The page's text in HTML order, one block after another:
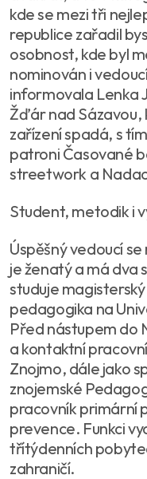
kde se mezi tři
republice zařadil
osobnost, kde byl
nominován i
informovala Lenka
Žďár nad Sázavou,
zařízení spadá, s
patroni Časované
streetwork a
Student, metodik i
Úspěšný vedoucí
je ženatý a má dva
studuje
pedagogika na
Před nástupem do
a kontaktní
Znojmo, dále jako
znojemské
pracovník primární
prevence. Funkci
třítýdenních
zahraničí.